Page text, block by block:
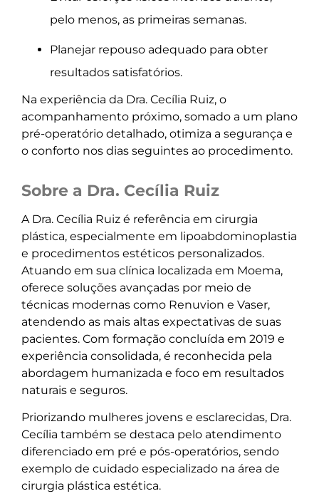
pelo menos, as primeiras semanas.
Planejar repouso adequado para obter
resultados satisfatórios.
Na experiência da Dra. Cecília Ruiz, o
acompanhamento próximo, somado a um plano
pré-operatório detalhado, otimiza a segurança e
o conforto nos dias seguintes ao procedimento.
Sobre a Dra. Cecília Ruiz
A Dra. Cecília Ruiz é referência em cirurgia
plástica, especialmente em lipoabdominoplastia
e procedimentos estéticos personalizados.
Atuando em sua clínica localizada em Moema,
oferece soluções avançadas por meio de
técnicas modernas como Renuvion e Vaser,
atendendo as mais altas expectativas de suas
pacientes. Com formação concluída em 2019 e
experiência consolidada, é reconhecida pela
abordagem humanizada e foco em resultados
naturais e seguros.
Priorizando mulheres jovens e esclarecidas, Dra.
Cecília também se destaca pelo atendimento
diferenciado em pré e pós-operatórios, sendo
exemplo de cuidado especializado na área de
cirurgia plástica estética.